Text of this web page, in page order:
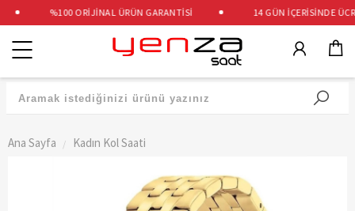
%100 ORİJİNAL ÜRÜN GARANTİSİ 14 GÜN İÇERİSİNDE
Kategoriler
Ana Sayfa Kadın Kol Saati